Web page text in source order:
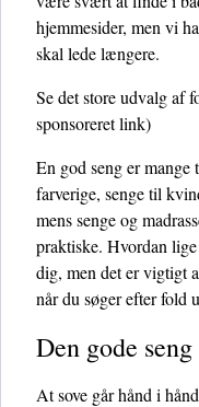
hjemmesider, men vi
skal lede længere.
Se det store udvalg af
sponsoreret link)
En god seng er
farverige, senge til
mens senge og
praktiske. Hvordan
dig, men det er vigtigt
når du søger efter fold
Den gode seng
At sove går hånd i